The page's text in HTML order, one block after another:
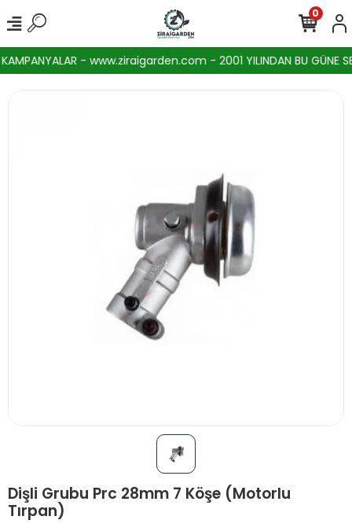
- www.ziraigarden.com - 2001 YILINDAN BU GÜNE
0
Dişli Grubu Prc 28mm 7 Köşe (Motorlu
Tırpan)